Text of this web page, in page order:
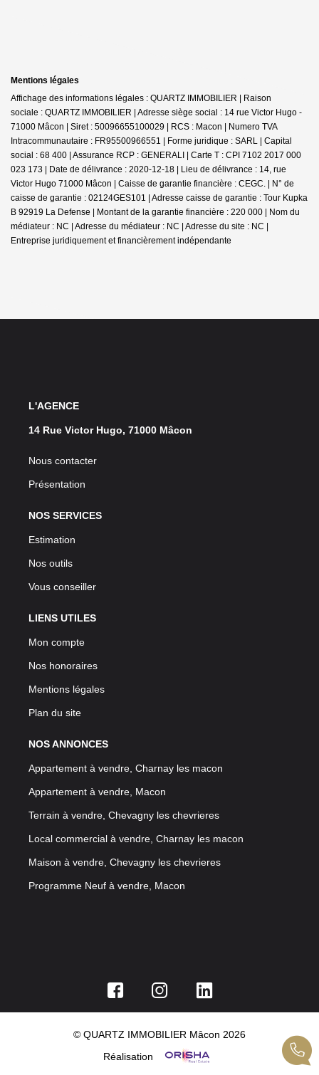
Mentions légales
Affichage des informations légales : QUARTZ IMMOBILIER | Raison
sociale : QUARTZ IMMOBILIER | Adresse siège social : 14 rue Victor Hugo -
71000 Mâcon | Siret : 50096655100029 | RCS : Macon | Numero TVA
Intracommunautaire : FR95500966551 | Forme juridique : SARL | Capital
social : 68 400 | Assurance RCP : GENERALI | Carte T : CPI 7102 2017 000
023 173 | Date de délivrance : 2020-12-18 | Lieu de délivrance : 14, rue
Victor Hugo 71000 Mâcon | Caisse de garantie financière : CEGC. | N° de
caisse de garantie : 02124GES101 | Adresse caisse de garantie : Tour Kupka
B 92919 La Defense | Montant de la garantie financière : 220 000 | Nom du
médiateur : NC | Adresse du médiateur : NC | Adresse du site : NC |
Entreprise juridiquement et financièrement indépendante
L'AGENCE
14 Rue Victor Hugo, 71000 Mâcon
Nous contacter
Présentation
NOS SERVICES
Estimation
Nos outils
Vous conseiller
LIENS UTILES
Mon compte
Nos honoraires
Mentions légales
Plan du site
NOS ANNONCES
Appartement à vendre, Charnay les macon
Appartement à vendre, Macon
Terrain à vendre, Chevagny les chevrieres
Local commercial à vendre, Charnay les macon
Maison à vendre, Chevagny les chevrieres
Programme Neuf à vendre, Macon
© QUARTZ IMMOBILIER Mâcon 2026
Réalisation